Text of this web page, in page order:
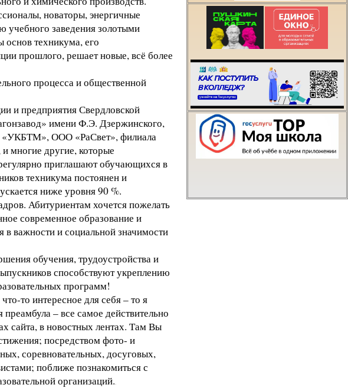
новаторы, энергичные
учебного заведения золотыми
техникума, его
прошлого, решает новые, всё более
процесса и общественной
и предприятия Свердловской
имени Ф.Э. Дзержинского,
«УКБТМ», ООО «РаСвет», филиала
другие, которые
приглашают обучающихся в
техникума постоянен и
ниже уровня 90 %.
Абитуриентам хочется пожелать
современное образование и
в важности и социальной значимости
обучения, трудоустройства и
способствуют укреплению
программ!
то интересное для себя – то я
– все самое действительно
сайта, в новостных лентах. Там Вы
посредством фото- и
соревновательных, досуговых,
поближе познакомиться с
организаций.
Есть
организации
процесса или
как сделать
лучше?
Написать о